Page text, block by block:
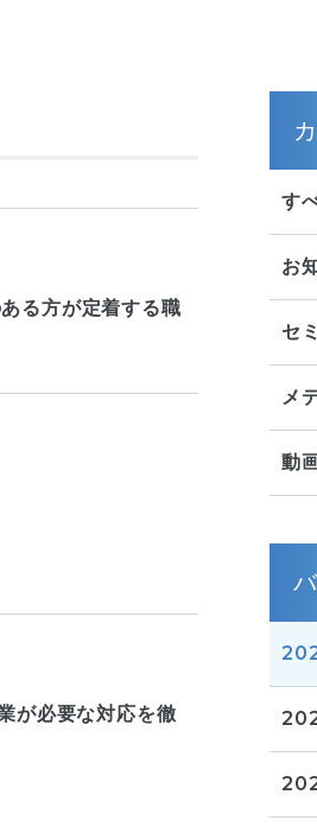
る方が定着する職
が必要な対応を徹
す
お
セ
メ
動